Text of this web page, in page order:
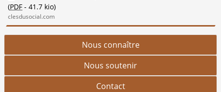
(PDF - 41.7 kio)
clesdusocial.com
Nous connaître
Nous soutenir
Contact